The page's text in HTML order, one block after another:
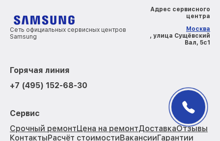
Сеть официальных сервисных центров
Samsung
Адрес сервисного
центра
Москва
, улица Сущёвский
Вал, 5с1
Горячая линия
+7 (495) 152-68-30
Сервис
Срочный ремонтЦена на ремонтДоставкаОтзывы
КонтактыРасчёт стоимостиВакансииГарантии